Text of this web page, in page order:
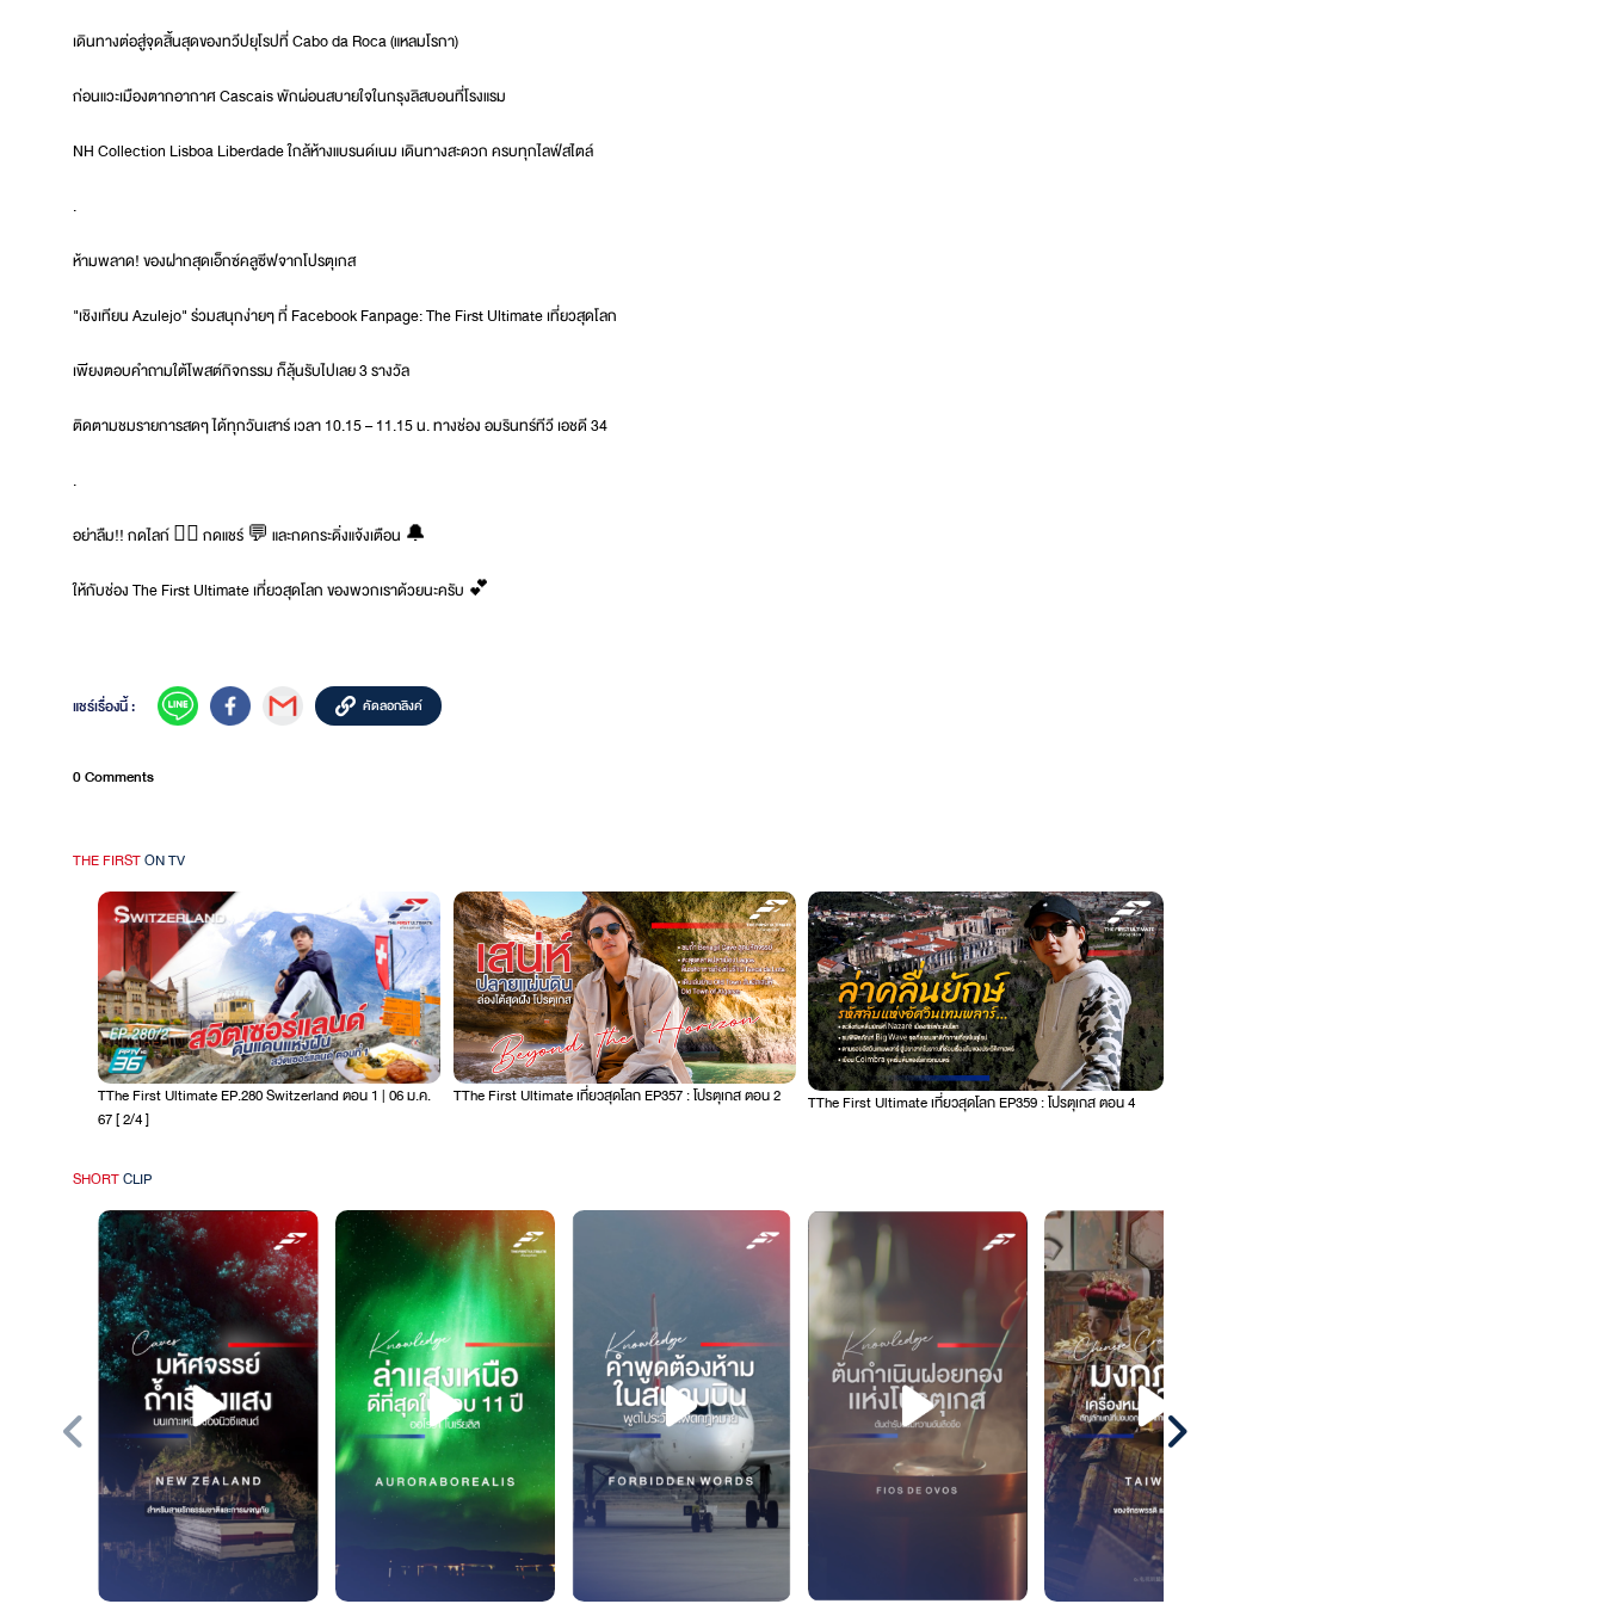
เดินทางต่อสู่จุดสิ้นสุดของทวีปยุโรปที่ Cabo da Roca (แหลมโรกา)
ก่อนแวะเมืองตากอากาศ Cascais พักผ่อนสบายใจในกรุงลิสบอนที่โรงแรม
NH Collection Lisboa Liberdade ใกล้ห้างแบรนด์เนม เดินทางสะดวก ครบทุกไลฟ์สไตล์
.
ห้ามพลาด! ของฝากสุดเอ็กซ์คลูซีฟจากโปรตุเกส
"เชิงเทียน Azulejo" ร่วมสนุกง่ายๆ ที่ Facebook Fanpage: The First Ultimate เที่ยวสุดโลก
เพียงตอบคำถามใต้โพสต์กิจกรรม ก็ลุ้นรับไปเลย 3 รางวัล
ติดตามชมรายการสดๆ ได้ทุกวันเสาร์ เวลา 10.15 – 11.15 น. ทางช่อง อมรินทร์ทีวี เอชดี 34
.
อย่าลืม!! กดไลก์ 👍🏻 กดแชร์ 💬 และกดกระดิ่งแจ้งเตือน 🔔
ให้กับช่อง The First Ultimate เที่ยวสุดโลก ของพวกเราด้วยนะครับ 💕
แชร์เรื่องนี้ : คัดลอกลิงค์
0 Comments
THE FIRSTON TV
TThe First Ultimate EP.280 Switzerland ตอน 1 | 06 ม.ค.
67 [ 2/4 ]
TThe First Ultimate เที่ยวสุดโลก EP357 : โปรตุเกส ตอน 2 TThe First Ultimate เที่ยวสุดโลก EP359 : โปรตุเกส ตอน 4
SHORTCLIP